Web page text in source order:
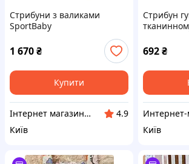
Стрибуни з валиками
SportBaby
1 670₴
Купити
Інтернет магазин "DOST"-"ДОСТУПНИЙ ДЛЯ ВСІХ"
4.9
Київ
Стрибун
692₴
Київ